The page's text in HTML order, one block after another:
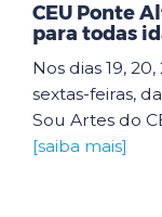
CEU Ponte
para todas
Nos dias 19,
sextas-feiras,
Sou Artes do
[saiba mais]